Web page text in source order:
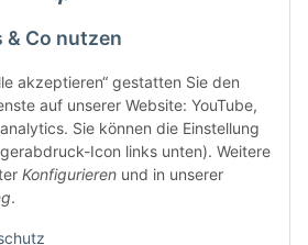
& Co nutzen
akzeptieren“ gestatten Sie den
auf unserer Website: YouTube,
Sie können die Einstellung
Icon links unten). Weitere
Konfigurieren und in unserer
.
Bestätigung Ihrer Email-Adresse.